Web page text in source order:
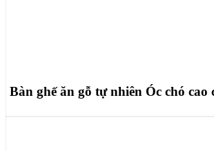
Bàn ghế ăn gỗ tự nhiên Óc chó cao